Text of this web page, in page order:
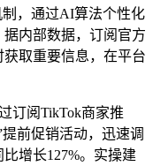
，通过AI算法个性化
内部数据，订阅官方
取重要信息，在平台
订阅TikTok商家推
前促销活动，迅速调
增长127%。实操建